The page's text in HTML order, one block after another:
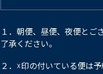
１．朝便、昼便、夜便とご
了承ください。
２．☓印の付いている便は